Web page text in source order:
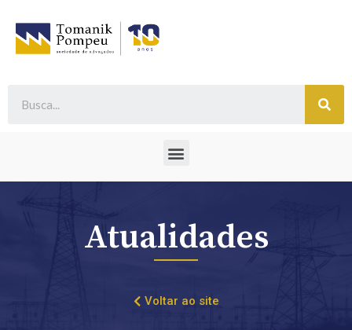
Atualidades
Voltar ao site